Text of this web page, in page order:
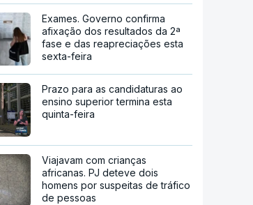
Exames. Governo confirma
afixação dos resultados da 2ª
fase e das reapreciações esta
sexta-feira
Prazo para as candidaturas ao
ensino superior termina esta
quinta-feira
Viajavam com crianças
africanas. PJ deteve dois
homens por suspeitas de tráfico
de pessoas